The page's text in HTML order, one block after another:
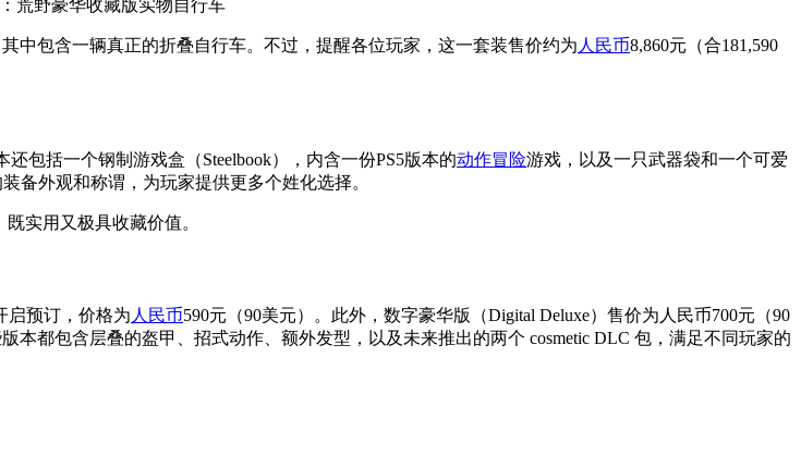
中包含一辆真正的折叠自行车。不过，提醒各位玩家，这一套装售价约为 人民币8,860元（合181,590
包括一个钢制游戏盒（Steelbook），内含一份PS5版本的动作冒险游戏，以及一只武器袋和一个可爱
备外观和称谓，为玩家提供更多个姓化选择。
实用又极具收藏价值。
启预订，价格为 人民币590元（90美元）。此外，数字豪华版（Digital Deluxe）售价为人民币700元（90
本都包含层叠的盔甲、招式动作、额外发型，以及未来推出的两个 cosmetic DLC 包，满足不同玩家的